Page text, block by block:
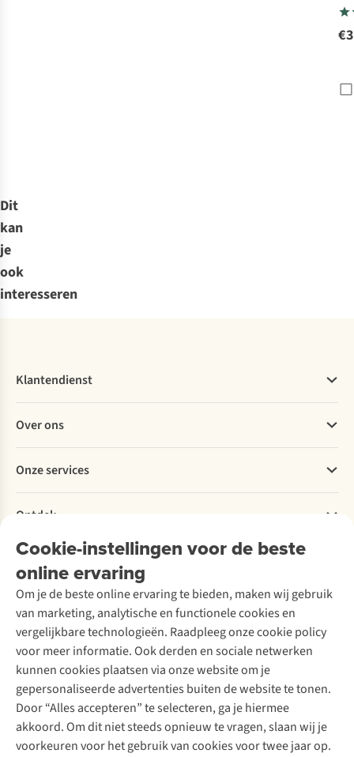
Dit
kan
je
ook
interesseren
Cookie-instellingen voor de beste
online ervaring
Om je de beste online ervaring te bieden, maken wij gebruik
van marketing, analytische en functionele cookies en
vergelijkbare technologieën. Raadpleeg onze cookie policy
voor meer informatie. Ook derden en sociale netwerken
kunnen cookies plaatsen via onze website om je
gepersonaliseerde advertenties buiten de website te tonen.
Door “Alles accepteren” te selecteren, ga je hiermee
akkoord. Om dit niet steeds opnieuw te vragen, slaan wij je
voorkeuren voor het gebruik van cookies voor twee jaar op.
Klantendienst
Bestellen
Betalen
Levering
Retourneren
Bestelling herroepen
Garantie
Contact
Over ons
Explore More
Verantwoord ondernemen
Over Ayacucho
Onze winkels
Over A.S.Adventure
Toegankelijkheidsverklaring
Onze services
Ski-onderhoud
Wasservice
Schoenonderhoud
Schoenherstelling
Kledingherstelling
Retouches
Voor bedrijven
Ontdek
A.S.Magazine
Podcast
Explore Academy
Explore Camp
Gear Check
Inspiratie & advies
Meld je aan voor de nieuwsbrief
Follow us